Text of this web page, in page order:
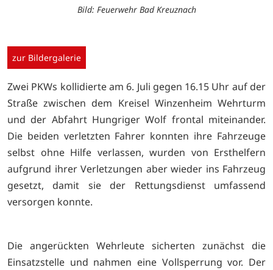
Bild: Feuerwehr Bad Kreuznach
zur Bildergalerie
Zwei PKWs kollidierte am 6. Juli gegen 16.15 Uhr auf der
Straßezwischen dem Kreisel Winzenheim Wehrturm
und der Abfahrt Hungriger Wolf frontal miteinander.
Die beiden verletzten Fahrer konnten ihre Fahrzeuge
selbst ohne Hilfe verlassen, wurden von Ersthelfern
aufgrund ihrer Verletzungen aber wieder ins Fahrzeug
gesetzt, damit sie der Rettungsdienst umfassend
versorgen konnte.
Die angerückten Wehrleute sicherten zunächst die
Einsatzstelle und nahmen eine Vollsperrung vor. Der